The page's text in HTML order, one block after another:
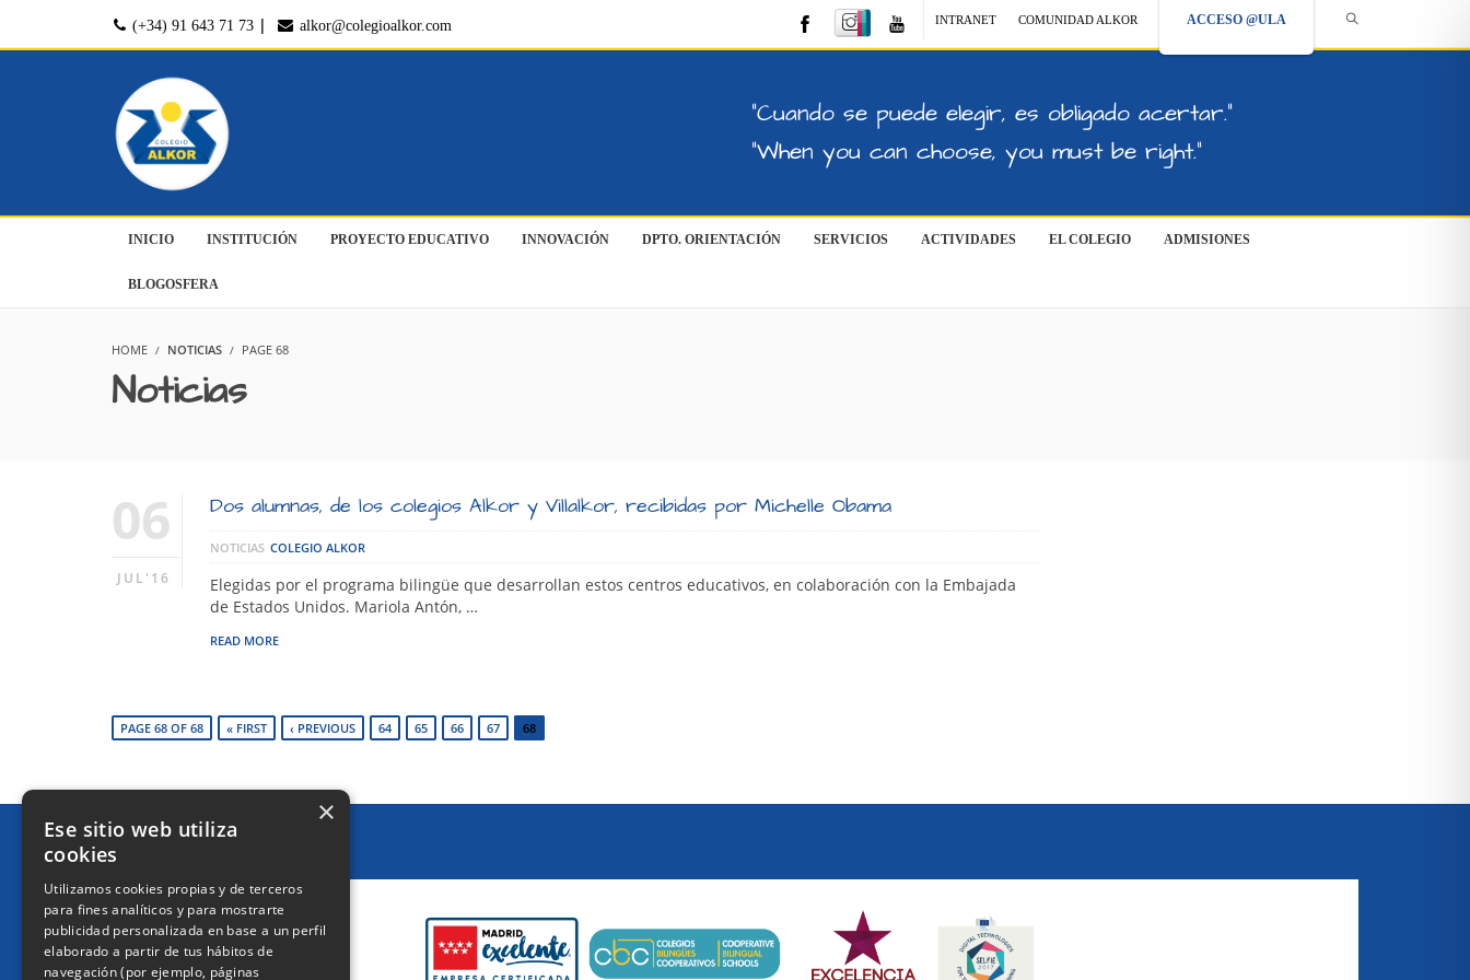
(+34) 91 643 71 73 | alkor@colegioalkor.com INTRANET COMUNIDAD ALKOR ACCESO @ULA
"Cuando se puede elegir, es obligado acertar."
"When you can choose, you must be right."
INICIO INSTITUCIÓN PROYECTO EDUCATIVO INNOVACIÓN DPTO. ORIENTACIÓN SERVICIOS ACTIVIDADES EL COLEGIO ADMISIONES
BLOGOSFERA
HOME NOTICIAS PAGE 68
Noticias
06
JUL'16
Dos alumnas, de los colegios Alkor y Villalkor, recibidas por Michelle Obama
NOTICIAS COLEGIO ALKOR
Elegidas por el programa bilingüe que desarrollan estos centros educativos, en colaboración con la Embajada
de Estados Unidos. Mariola Antón, …
READ MORE
PAGE 68 OF 68 « FIRST ‹ PREVIOUS 64 65 66 67 68
CERTIFICACIONES
×
Ese sitio web utiliza
cookies
Utilizamos cookies propias y de terceros
para fines analíticos y para mostrarte
publicidad personalizada en base a un perfil
elaborado a partir de tus hábitos de
navegación (por ejemplo, páginas